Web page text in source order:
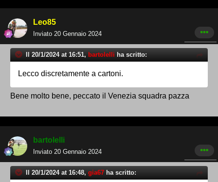
Leo85
Inviato 20 Gennaio 2024
Il 20/1/2024 at 16:51, bartolelli ha scritto:
Lecco discretamente a cartoni.
Bene molto bene, peccato il Venezia squadra pazza
bartolelli
Inviato 20 Gennaio 2024
Il 20/1/2024 at 16:48, gia67 ha scritto: